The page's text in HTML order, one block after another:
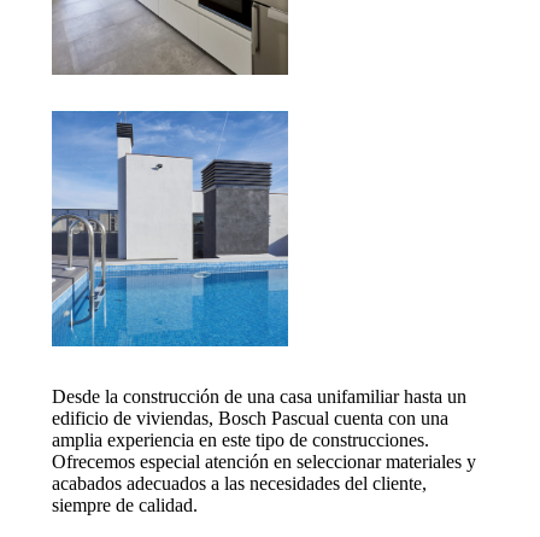
Desde la construcción de una casa unifamiliar hasta un
edificio de viviendas, Bosch Pascual cuenta con una
amplia experiencia en este tipo de construcciones.
Ofrecemos especial atención en seleccionar materiales y
acabados adecuados a las necesidades del cliente,
siempre de calidad.